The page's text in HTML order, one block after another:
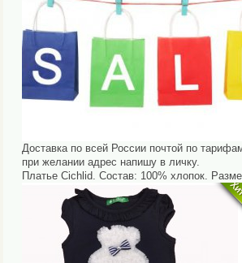
Доставка по всей России почтой по
при желании адрес напишу в личку.
Платье Cichlid. Состав: 100% хлопок.